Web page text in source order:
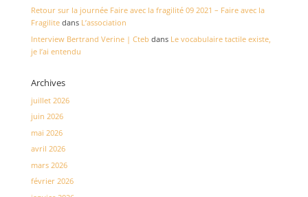
Retour sur la journée Faire avec la fragilité 09 2021 – Faire avec la
Fragilitedans L’association
Interview Bertrand Verine | Cteb dans Le vocabulaire tactile existe,
je l’ai entendu
Archives
juillet 2026
juin 2026
mai 2026
avril 2026
mars 2026
février 2026